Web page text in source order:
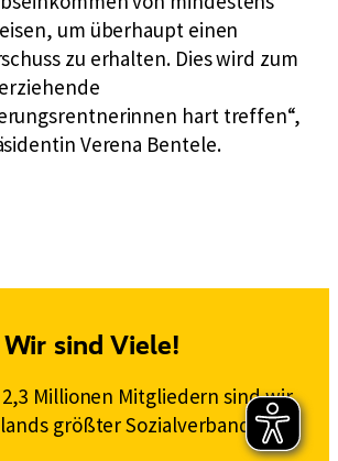
um überhaupt einen
zu erhalten. Dies wird zum
hart treffen“,
Verena Bentele.
Wir sind Viele!
Millionen Mitgliedern sind wir
größter Sozialverband.